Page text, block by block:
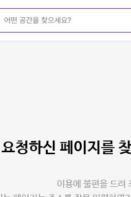
요청하신 페이지를
이용에 불편을 드려